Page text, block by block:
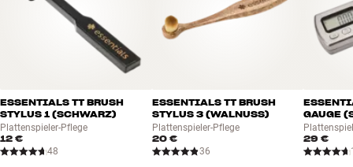
ESSENTIALS TT BRUSH
STYLUS 1 (SCHWARZ)
Plattenspieler-Pflege
12 €
48
ESSENTIALS TT BRUSH
STYLUS 3 (WALNUSS)
Plattenspieler-Pflege
20 €
36
GAUGE
29 €